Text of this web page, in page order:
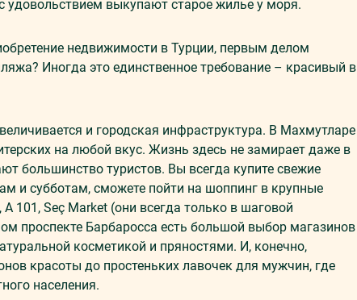
удовольствием выкупают старое жилье у моря.
недвижимости в Турции, первым делом
Иногда это единственное требование – красивый
и городская инфраструктура. В Махмутларе
на любой вкус. Жизнь здесь не замирает даже в
большинство туристов. Вы всегда купите свежие
и субботам, сможете пойти на шоппинг в крупные
101, Seç Market (они всегда только в шаговой
проспекте Барбаросса есть большой выбор магазинов
косметикой и пряностями. И, конечно,
красоты до простеньких лавочек для мужчин, где
населения.